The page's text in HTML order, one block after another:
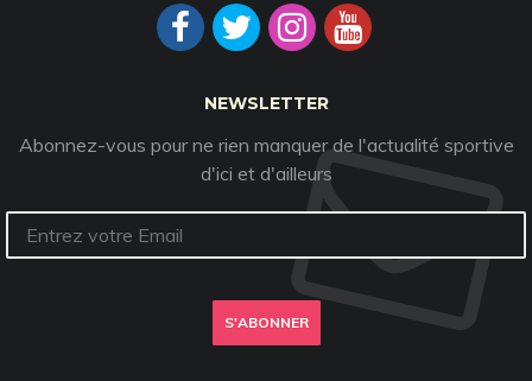
NEWSLETTER
Abonnez-vous pour ne rien manquer de l'actualité sportive
d'ici et d'ailleurs
S'ABONNER